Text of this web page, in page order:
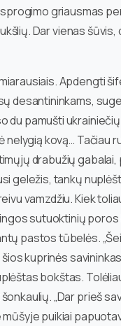
griausmas
Dar vienas
Apdengti
desantininkams,
du pamušti
nelygią kovą… Tačiau
drabužių gabalai,
geležis, tankų
vamzdžiu. Kiek
sutuoktinių
pastos tūbelės.
kuprinės
bokštas.
„Dar prieš
puikiai